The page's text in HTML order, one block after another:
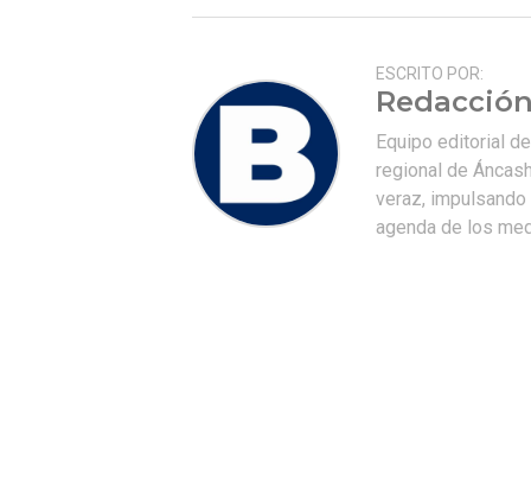
ESCRITO POR:
Equipo editorial
regional de
veraz,
agenda de los